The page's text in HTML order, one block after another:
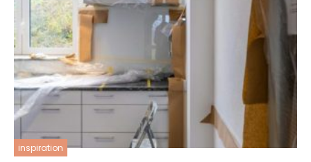
inspiration